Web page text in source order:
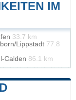
IM
33.7 km
Lippstadt 77.8
Calden 86.1 km